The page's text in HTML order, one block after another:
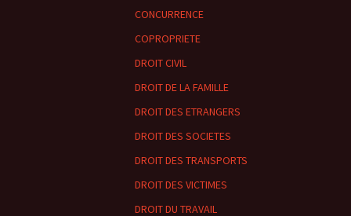
CONCURRENCE
COPROPRIETE
DROIT CIVIL
DROIT DE LA FAMILLE
DROIT DES ETRANGERS
DROIT DES SOCIETES
DROIT DES TRANSPORTS
DROIT DES VICTIMES
DROIT DU TRAVAIL